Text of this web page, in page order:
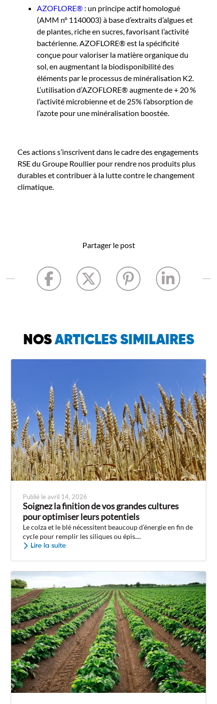
AZOFLORE®: un principe actif homologué
(AMM n° 1140003) à base d’extraits d’algues et
de plantes, riche en sucres, favorisant l’activité
bactérienne.AZOFLORE®est la spécificité
conçue pour valoriser la matière organique du
sol, en augmentant la biodisponibilité des
éléments par le processus de minéralisation K2.
L‘utilisation d’AZOFLORE®augmente de + 20 %
l’activité microbienne et de 25% l’absorption de
l’azote pour une minéralisation boostée.
Ces actions s’inscrivent dans le cadre des engagements
RSE du Groupe Roullier pour rendre nos produits plus
durables et contribuer à la lutte contre le changement
climatique.
Partager le post
NOSARTICLES SIMILAIRES
Publié le avril 14, 2026
Soignez la finition de vos grandes cultures
pour optimiser leurs potentiels
Le colza et le blé nécessitent beaucoup d’énergie en fin de
cycle pour remplir les siliques ou épis....
Lire la suite